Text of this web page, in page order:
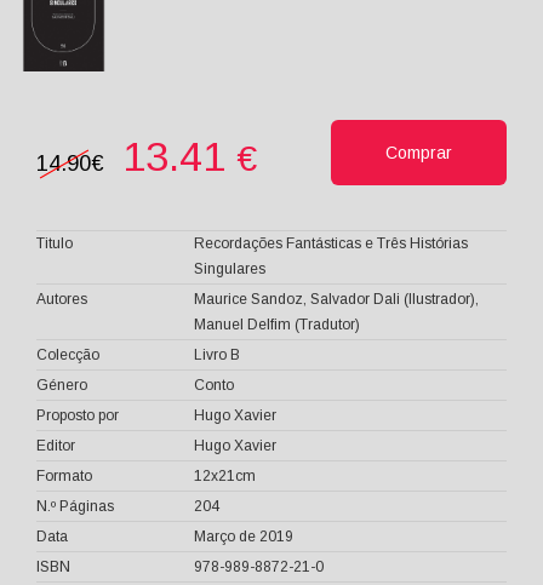
14.90€ 13.41 € Comprar
Titulo
Recordações Fantásticas e Três Histórias
Singulares
Autores
Maurice Sandoz, Salvador Dali (Ilustrador),
Manuel Delfim (Tradutor)
Colecção
Livro B
Género
Conto
Proposto por
Hugo Xavier
Editor
Hugo Xavier
Formato
12x21cm
N.º Páginas
204
Data
Março de 2019
ISBN
978-989-8872-21-0